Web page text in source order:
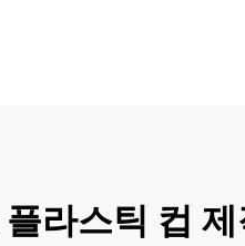
라스틱 컵